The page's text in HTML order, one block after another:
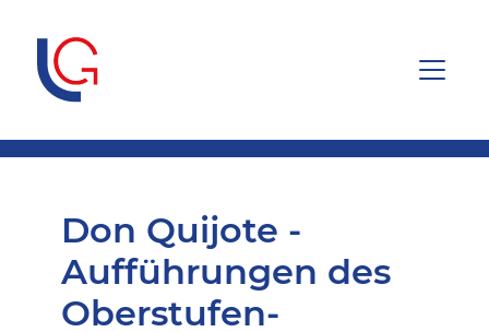
Don Quijote -
Aufführungen des
Oberstufen-